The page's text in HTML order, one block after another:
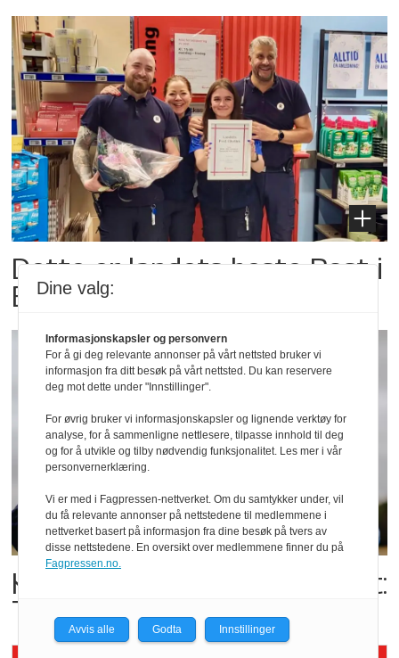
Dette er landets beste Post i
Butikk
Kolonihagens norske yoghurt:
Trues av melkemangel
Dine valg:
Informasjonskapsler og personvern
For å gi deg relevante annonser på vårt nettsted bruker vi
informasjon fra ditt besøk på vårt nettsted. Du kan reservere
deg mot dette under "Innstillinger".
For øvrig bruker vi informasjonskapsler og lignende verktøy for
analyse, for å sammenligne nettlesere, tilpasse innhold til deg
og for å utvikle og tilby nødvendig funksjonalitet. Les mer i vår
personvernerklæring.
Vi er med i Fagpressen-nettverket. Om du samtykker under, vil
du få relevante annonser på nettstedene til medlemmene i
nettverket basert på informasjon fra dine besøk på tvers av
disse nettstedene. En oversikt over medlemmene finner du på
Fagpressen.no.
Avvis alle Godta Innstillinger